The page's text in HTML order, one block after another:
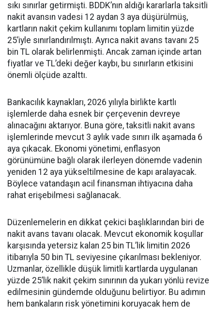
sıkı sınırlar getirmişti. BDDK’nın aldığı kararlarla taksitli
nakit avansın vadesi 12 aydan 3 aya düşürülmüş,
kartların nakit çekim kullanımı toplam limitin yüzde
25’iyle sınırlandırılmıştı. Ayrıca nakit avans tavanı 25
bin TL olarak belirlenmişti. Ancak zaman içinde artan
fiyatlar ve TL’deki değer kaybı, bu sınırların etkisini
önemli ölçüde azalttı.
Bankacılık kaynakları, 2026 yılıyla birlikte kartlı
işlemlerde daha esnek bir çerçevenin devreye
alınacağını aktarıyor. Buna göre, taksitli nakit avans
işlemlerinde mevcut 3 aylık vade sınırı ilk aşamada 6
aya çıkacak. Ekonomi yönetimi, enflasyon
görünümüne bağlı olarak ilerleyen dönemde vadenin
yeniden 12 aya yükseltilmesine de kapı aralayacak.
Böylece vatandaşın acil finansman ihtiyacına daha
rahat erişebilmesi sağlanacak.
Düzenlemelerin en dikkat çekici başlıklarından biri de
nakit avans tavanı olacak. Mevcut ekonomik koşullar
karşısında yetersiz kalan 25 bin TL’lik limitin 2026
itibarıyla 50 bin TL seviyesine çıkarılması bekleniyor.
Uzmanlar, özellikle düşük limitli kartlarda uygulanan
yüzde 25’lik nakit çekim sınırının da yukarı yönlü revize
edilmesinin gündemde olduğunu belirtiyor. Bu adımın
hem bankaların risk yönetimini koruyacak hem de